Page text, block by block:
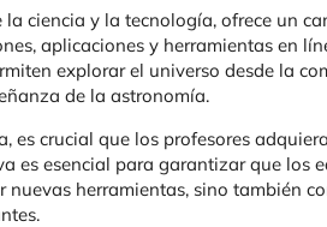
ciencia y la tecnología, ofrece un
aplicaciones y herramientas en
explorar el universo desde la
de la astronomía.
es crucial que los profesores
es esencial para garantizar que
herramientas, sino también